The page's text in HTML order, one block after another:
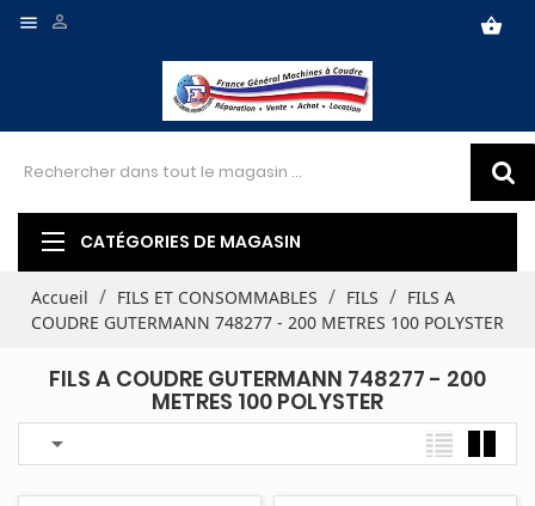
 shopping_basket

CATÉGORIES DE MAGASIN
Accueil FILS ET CONSOMMABLES FILS
FILS A
COUDRE GUTERMANN 748277 - 200 METRES 100 POLYSTER
FILS A COUDRE GUTERMANN 748277 - 200
METRES 100 POLYSTER
